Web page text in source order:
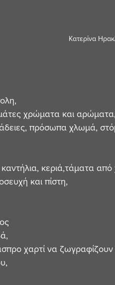
Κατερίνα
χρώματα και αρώματα,
πρόσωπα χλωμά,
κεριά,τάματα από
και πίστη,
χαρτί να